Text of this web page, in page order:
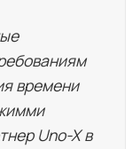
времени
Uno-X в